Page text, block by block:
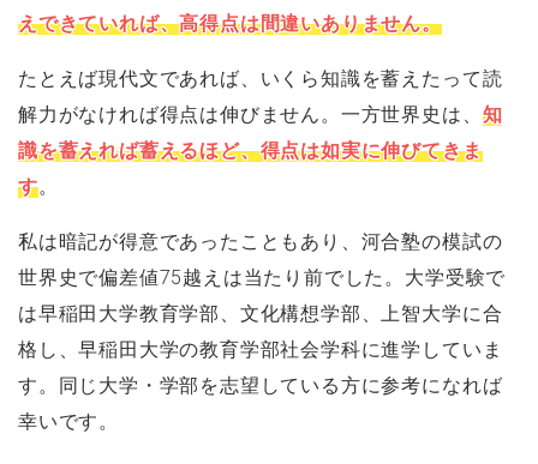
えできていれば、高得点は間違いありません。
たとえば現代文であれば、いくら知識を蓄えたって読
解力がなければ得点は伸びません。一方世界史は、 知
識を蓄えれば蓄えるほど、得点は如実に伸びてきま
す。
私は暗記が得意であったこともあり、河合塾の模試の
世界史で偏差値75越えは当たり前でした。大学受験で
は早稲田大学教育学部、文化構想学部、上智大学に合
格し、早稲田大学の教育学部社会学科に進学していま
す。同じ大学・学部を志望している方に参考になれば
幸いです。